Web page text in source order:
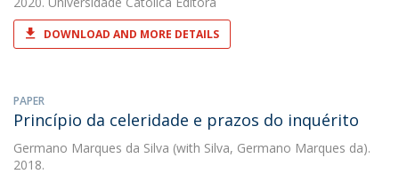
DOWNLOAD AND MORE DETAILS
PAPER
Princípio da celeridade e prazos do inquérito
Germano Marques da Silva (with Silva, Germano Marques da).
2018.